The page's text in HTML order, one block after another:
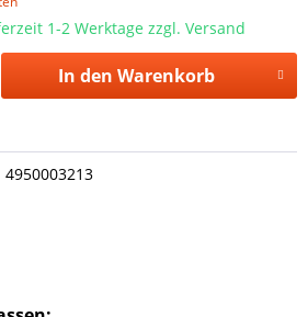
1-2 Werktage zzgl. Versand
In den Warenkorb
4950003213